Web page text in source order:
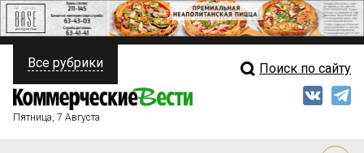
ПОЛИТИКА
ФИНАНСЫ
Свежий выпуск
Все рубрики Поиск по сайту
Пятница, 7 Августа